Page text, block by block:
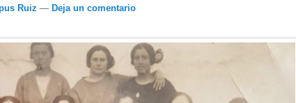
Ruiz — Deja un comentario